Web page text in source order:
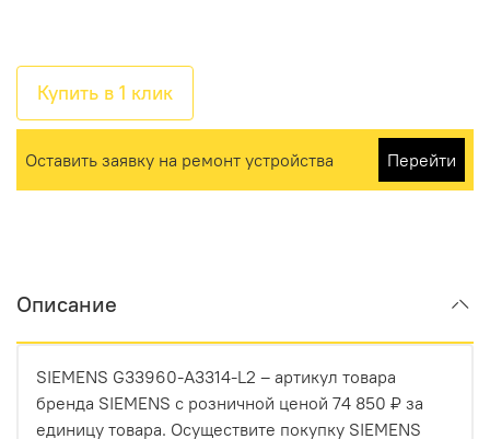
Купить в 1 клик
Оставить заявку на ремонт устройства Перейти
Описание
SIEMENS G33960-A3314-L2 – артикул товара
бренда SIEMENS с розничной ценой 74 850 ₽ за
единицу товара. Осуществите покупку SIEMENS